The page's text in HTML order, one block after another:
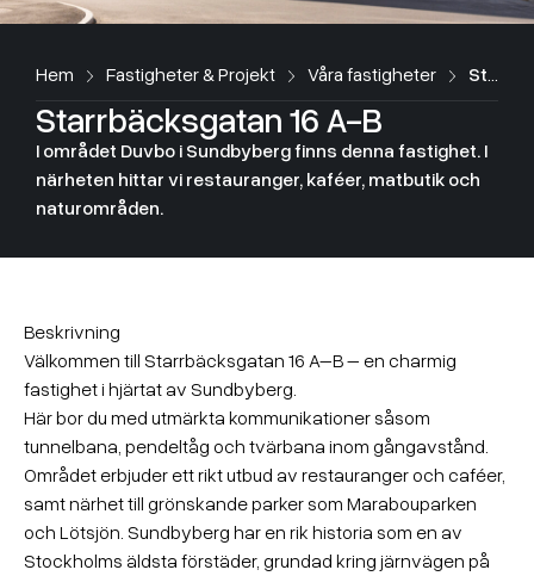
Hem Fastigheter & Projekt Våra fastigheter Starrbäcksgatan 16 A-B
Starrbäcksgatan 16 A-B
I området Duvbo i Sundbyberg finns denna fastighet. I
närheten hittar vi restauranger, kaféer, matbutik och
naturområden.
Beskrivning
Välkommen till Starrbäcksgatan 16 A–B – en charmig
fastighet i hjärtat av Sundbyberg.
Här bor du med utmärkta kommunikationer såsom
tunnelbana, pendeltåg och tvärbana inom gångavstånd.
Området erbjuder ett rikt utbud av restauranger och caféer,
samt närhet till grönskande parker som Marabouparken
och Lötsjön. Sundbyberg har en rik historia som en av
Stockholms äldsta förstäder, grundad kring järnvägen på